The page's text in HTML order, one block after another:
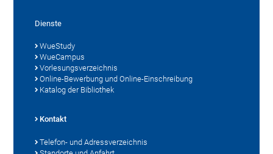
Dienste
WueStudy
WueCampus
Vorlesungsverzeichnis
Online-Bewerbung und Online-Einschreibung
Katalog der Bibliothek
Kontakt
Telefon- und Adressverzeichnis